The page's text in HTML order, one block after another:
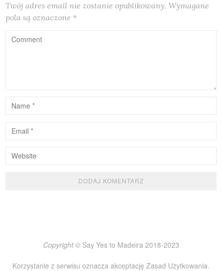
Twój adres email nie zostanie opublikowany. Wymagane
pola są oznaczone *
Copyright © Say Yes to Madeira 2018-2023
Korzystanie z serwisu oznacza akceptację Zasad Użytkowania.